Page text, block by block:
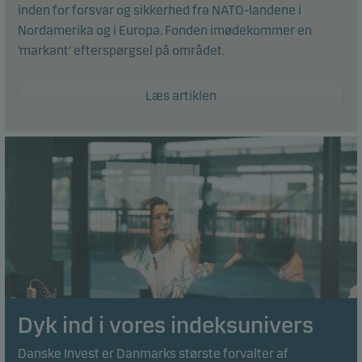
inden for forsvar og sikkerhed fra NATO-landene i
Nordamerika og i Europa. Fonden imødekommer en
’markant’ efterspørgsel på området.
Læs artiklen
Dyk ind i vores indeksunivers
Danske Invest er Danmarks største forvalter af